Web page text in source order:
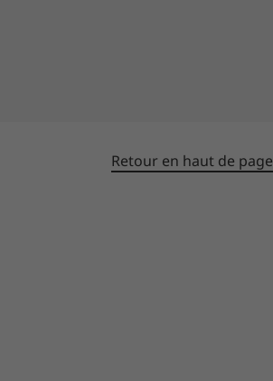
Retour en haut de page